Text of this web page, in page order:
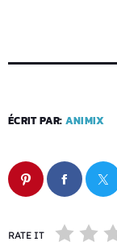
ÉCRIT PAR: ANIMIX
RATE IT